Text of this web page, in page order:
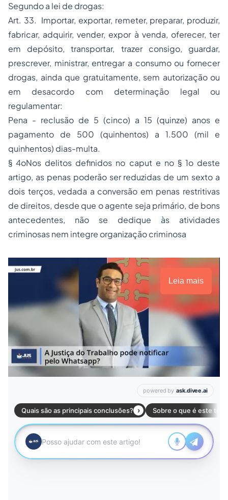
Segundo a lei de drogas:
Art. 33. Importar, exportar, remeter, preparar, produzir,
fabricar, adquirir, vender, expor à venda, oferecer, ter
em depósito, transportar, trazer consigo, guardar,
prescrever, ministrar, entregar a consumo ou fornecer
drogas, ainda que gratuitamente, sem autorização ou
em desacordo com determinação legal ou
regulamentar:
Pena - reclusão de 5 (cinco) a 15 (quinze) anos e
pagamento de 500 (quinhentos) a 1.500 (mil e
quinhentos) dias-multa.
§ 4oNos delitos definidos no caput e no § 1o deste
artigo, as penas poderão ser reduzidas de um sexto a
dois terços, vedada a conversão em penas restritivas
de direitos, desde que o agente seja primário, de bons
antecedentes, não se dedique às atividades
criminosas nem integre organização criminosa
Leia mais